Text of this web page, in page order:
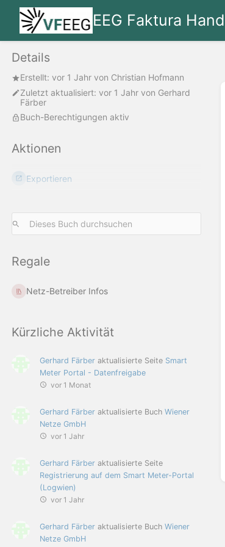
EEG Faktura
Details
Erstellt: vor 1 Jahr von Christian Hofmann
Zuletzt aktualisiert: vor 1 Jahr von Gerhard
Färber
Buch-Berechtigungen aktiv
Aktionen
Exportieren
Regale
Netz-Betreiber Infos
Kürzliche Aktivität
Gerhard Färber aktualisierte Seite Smart
Meter Portal - Datenfreigabe
vor 1 Monat
Gerhard Färber aktualisierte Buch Wiener
Netze GmbH
vor 1 Jahr
Gerhard Färber aktualisierte Seite
Registrierung auf dem Smart Meter-Portal
(Logwien)
vor 1 Jahr
Gerhard Färber aktualisierte Buch Wiener
Netze GmbH